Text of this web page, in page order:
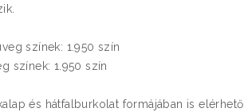
színek: 1.950 szín
színek: 1.950 szín
és hátfalburkolat formájában is elérhető.